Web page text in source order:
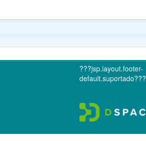
???jsp.layout.footer-
default.suportado???